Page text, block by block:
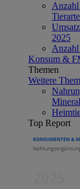
Anzahl
2025
Konsum &
Themen
Weitere
Top Report